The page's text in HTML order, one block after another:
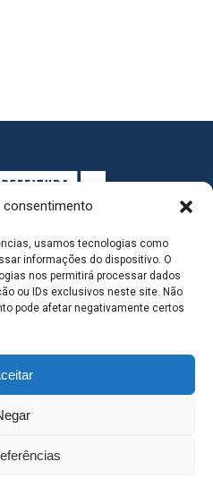
consentimento
usamos tecnologias como
informações do dispositivo. O
nos permitirá processar dados
ou IDs exclusivos neste site. Não
pode afetar negativamente certos
MUNICIPAL - Avenida
98139-3237